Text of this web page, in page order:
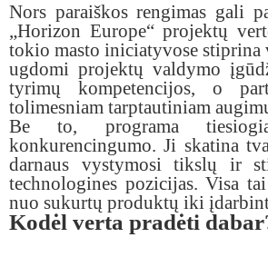
Nors paraiškos rengimas gali
„Horizon Europe“ projektų
tokio masto iniciatyvose
ugdomi projektų valdymo
tyrimų kompetencijos, o
tolimesniam tarptautiniam
Be to, programa
konkurencingumo. Ji skatina
darnaus vystymosi tikslų ir
technologines pozicijas. Visa
nuo sukurtų produktų iki
Kodėl verta pradėti